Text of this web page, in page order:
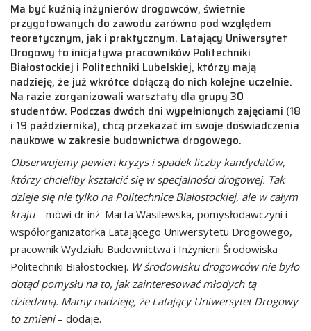
Ma być kuźnią inżynierów drogowców, świetnie
przygotowanych do zawodu zarówno pod względem
teoretycznym, jak i praktycznym. Latający Uniwersytet
Drogowy to inicjatywa pracowników Politechniki
Białostockiej i Politechniki Lubelskiej, którzy mają
nadzieję, że już wkrótce dołączą do nich kolejne uczelnie.
Na razie zorganizowali warsztaty dla grupy 30
studentów. Podczas dwóch dni wypełnionych zajęciami (18
i 19 października), chcą przekazać im swoje doświadczenia
naukowe w zakresie budownictwa drogowego.
Obserwujemy pewien kryzys i spadek liczby kandydatów,
którzy chcieliby kształcić się w specjalności drogowej. Tak
dzieje się nie tylko na Politechnice Białostockiej, ale w całym
kraju– mówi dr inż. Marta Wasilewska, pomysłodawczyni i
współorganizatorka Latającego Uniwersytetu Drogowego,
pracownik Wydziału Budownictwa i Inżynierii Środowiska
Politechniki Białostockiej. W środowisku drogowców nie było
dotąd pomysłu na to, jak zainteresować młodych tą
dziedziną. Mamy nadzieję, że Latający Uniwersytet Drogowy
to zmieni– dodaje.